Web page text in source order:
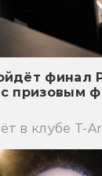
финал
с призовым
в клубе T-